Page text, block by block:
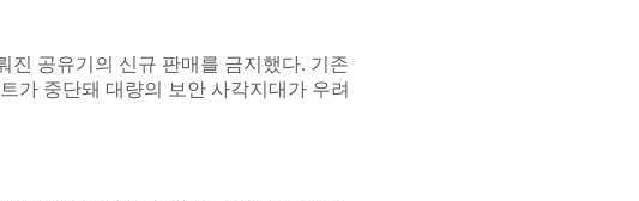
진 공유기의 신규 판매를 금지했다. 기존
가 중단돼 대량의 보안 사각지대가 우려